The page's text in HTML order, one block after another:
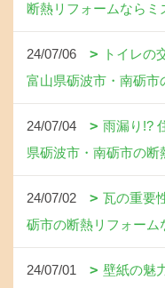
断熱リフォームならミ
24/07/06
トイレの
富山県砺波市・南砺市
24/07/04
雨漏り!?
県砺波市・南砺市の断
24/07/02
瓦の重要
砺市の断熱リフォーム
24/07/01
壁紙の魅